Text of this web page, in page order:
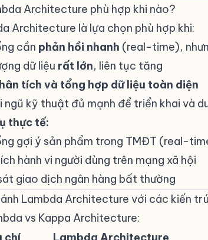
Architecture phù hợp khi nào?
Architecture là lựa chọn phù hợp khi:
cần phản hồi nhanh (real-time),
dữ liệu rất lớn, liên tục tăng
tích và tổng hợp dữ liệu toàn diện
ngũ kỹ thuật đủ mạnh để triển khai và
thực tế:
gợi ý sản phẩm trong TMĐT (real-
hành vi người dùng trên mạng xã hội
giao dịch ngân hàng bất thường
Lambda Architecture với các kiến
vs Kappa Architecture: